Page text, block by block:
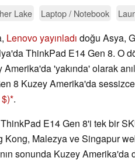
Lake Laptop / Notebook
Lenovo yayınladı doğu Asya,
ThinkPad E14 Gen 8. O
'yakında' olarak
8 Kuzey Amerika'da
.
E14 Gen 8'i tek bir
Kong, Malezya ve Singapur
sonunda Kuzey